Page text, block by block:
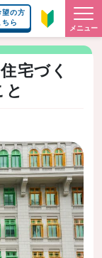
の方
ら
メニュー
宅づく